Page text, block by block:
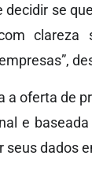
decidir se
clareza
a oferta de
e
dados